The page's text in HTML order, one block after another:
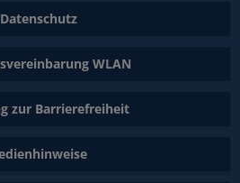
Datenschutz
WLAN
zur Barrierefreiheit